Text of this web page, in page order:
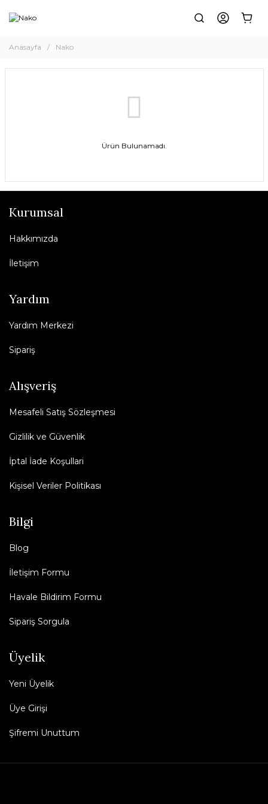
Anasayfa Nako
Ürün Bulunamadı.
Kurumsal
Hakkımızda
İletişim
Yardım
Yardım Merkezi
Sipariş
Alışveriş
Mesafeli Satış Sözleşmesi
Gizlilik ve Güvenlik
İptal İade Koşullari
Kişisel Veriler Politikası
Bilgi
Blog
İletişim Formu
Havale Bildirim Formu
Sipariş Sorgula
Üyelik
Yeni Üyelik
Üye Girişi
Şifremi Unuttum